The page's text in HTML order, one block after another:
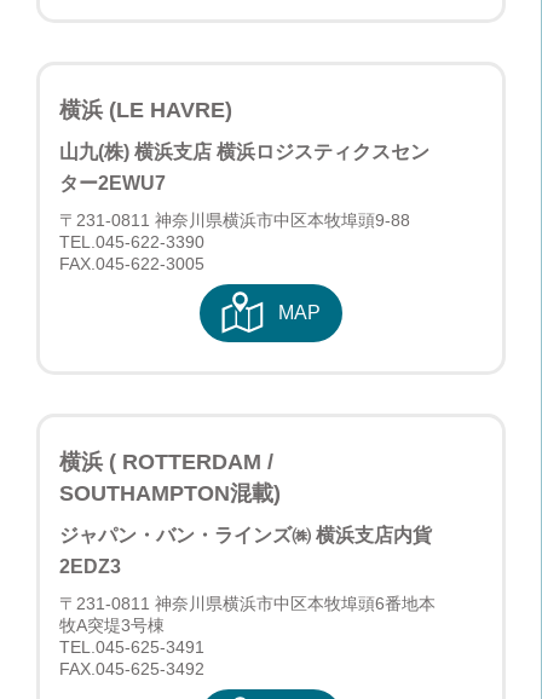
横浜 (LE HAVRE)
山九(株) 横浜支店 横浜ロジスティクスセン
ター2EWU7
〒231-0811 神奈川県横浜市中区本牧埠頭9-88
TEL.045-622-3390
FAX.045-622-3005
MAP
横浜 ( ROTTERDAM /
SOUTHAMPTON混載)
ジャパン・バン・ラインズ㈱ 横浜支店内貨
2EDZ3
〒231-0811 神奈川県横浜市中区本牧埠頭6番地本
牧A突堤3号棟
TEL.045-625-3491
FAX.045-625-3492